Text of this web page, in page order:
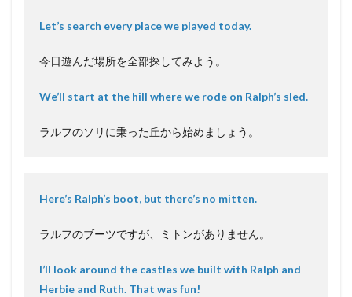
Let’s search every place we played today.
今日遊んだ場所を全部探してみよう。
We’ll start at the hill where we rode on Ralph’s sled.
ラルフのソリに乗った丘から始めましょう。
Here’s Ralph’s boot, but there’s no mitten.
ラルフのブーツですが、ミトンがありません。
I’ll look around the castles we built with Ralph and
Herbie and Ruth. That was fun!